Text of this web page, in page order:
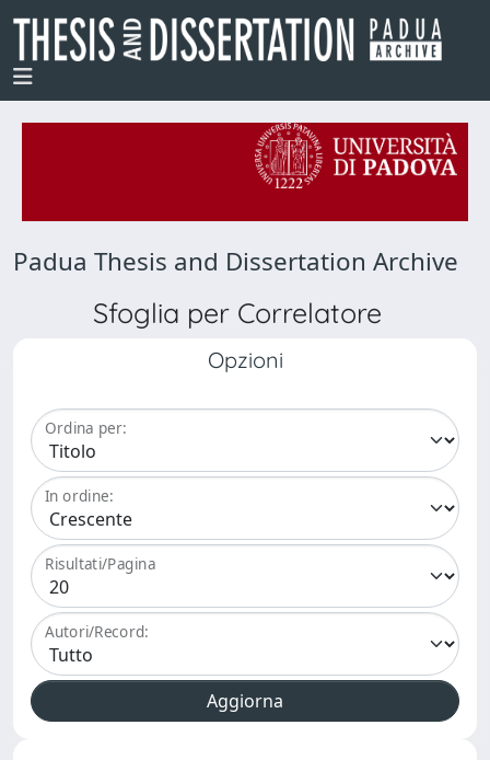
Padua Thesis and Dissertation Archive
Sfoglia per Correlatore
Opzioni
Ordina per:
In ordine:
Risultati/Pagina
Autori/Record: